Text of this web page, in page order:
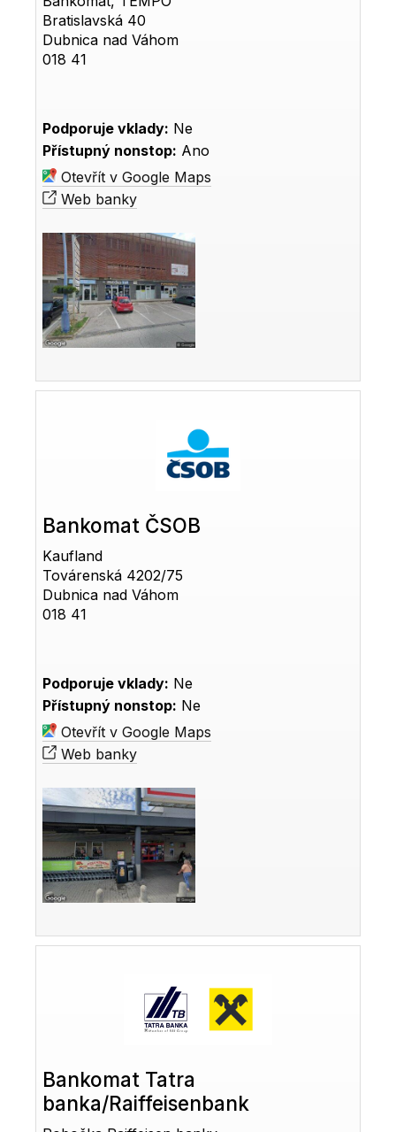
Bratislavská 40
Dubnica nad Váhom
018 41
Podporuje vklady: Ne
Přístupný nonstop: Ano
Otevřít v Google Maps
Web banky
Bankomat ČSOB
Kaufland
Továrenská 4202/75
Dubnica nad Váhom
018 41
Podporuje vklady: Ne
Přístupný nonstop: Ne
Otevřít v Google Maps
Web banky
Bankomat Tatra
banka/Raiffeisenbank